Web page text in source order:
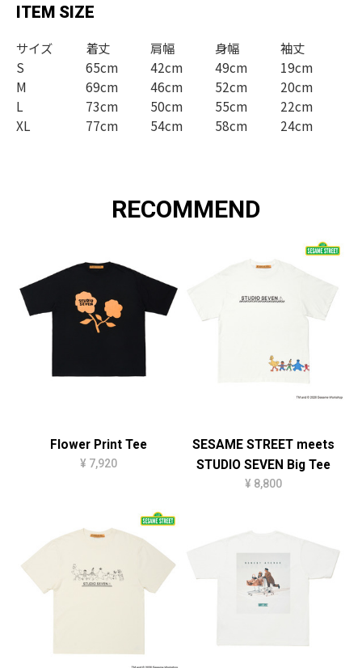
ITEM SIZE
サイズ 着丈 肩幅 身幅
袖丈
S
65cm 42cm 49cm
19cm
M
69cm 46cm 52cm
20cm
L
73cm 50cm 55cm
22cm
XL
77cm 54cm 58cm 24cm
RECOMMEND
Flower Print Tee
¥ 7,920
SESAME STREET meets
STUDIO SEVEN Big Tee
¥ 8,800